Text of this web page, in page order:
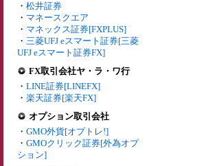
・ 松井証券
・ マネースクエア
・ マネックス証券[FXPLUS]
・ 三菱UFJ eスマート証券[三菱
UFJ eスマート証券FX]
FX取引会社ヤ・ラ・ワ行
・ LINE証券[LINEFX]
・ 楽天証券[楽天FX]
オプション取引会社
・ GMO外貨[オプトレ!]
・ GMOクリック証券[外為オプ
ション]